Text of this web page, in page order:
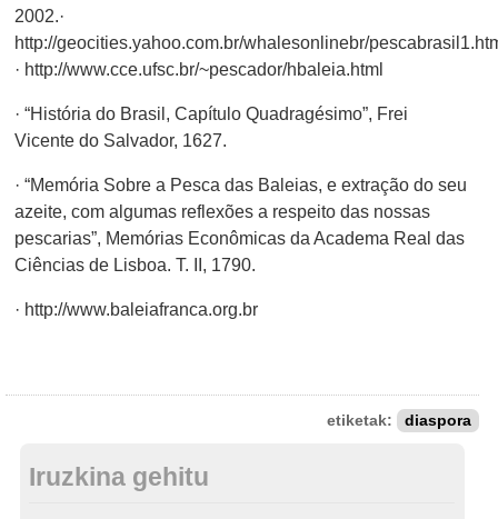
2002.·
http://geocities.yahoo.com.br/whalesonlinebr/
· http://www.cce.ufsc.br/~pescador/hbaleia.html
· “História do Brasil, Capítulo Quadragésimo”, Frei
Vicente do Salvador, 1627.
· “Memória Sobre a Pesca das Baleias, e extração do seu
azeite, com algumas reflexões a respeito das nossas
pescarias”, Memórias Econômicas da Academa Real das
Ciências de Lisboa. T. II, 1790.
· http://www.baleiafranca.org.br
etiketak: diaspora
Iruzkina gehitu